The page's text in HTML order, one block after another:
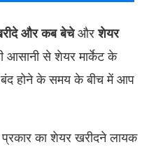
और कब बेचेऔरशेयर
आसानी से शेयर मार्केट के
होने के समय के बीच में आप
का शेयर खरीदने लायक